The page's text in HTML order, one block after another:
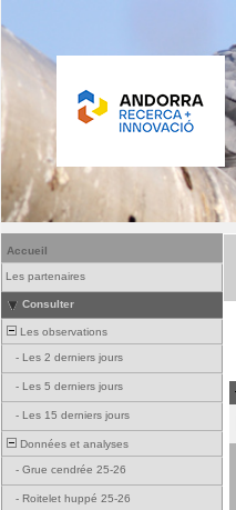
Accueil
Les partenaires
Consulter
Les observations
- Les 2 derniers jours
- Les 5 derniers jours
- Les 15 derniers jours
Données et analyses
- Grue cendrée 25-26
- Roitelet huppé 25-26